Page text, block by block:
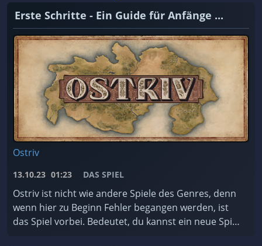
Erste Schritte - Ein Guide für Anfänge ...
Ostriv
13.10.23 01:23 DAS SPIEL
Ostriv ist nicht wie andere Spiele des Genres, denn
wenn hier zu Beginn Fehler begangen werden, ist
das Spiel vorbei. Bedeutet, du kannst ein neue Spiel